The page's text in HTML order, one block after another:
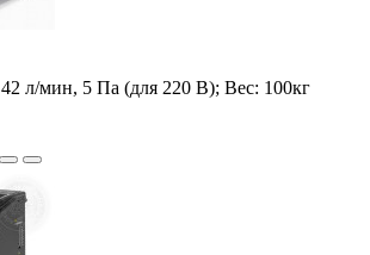
42 л/мин, 5 Па (для 220 В); Вес: 100кг